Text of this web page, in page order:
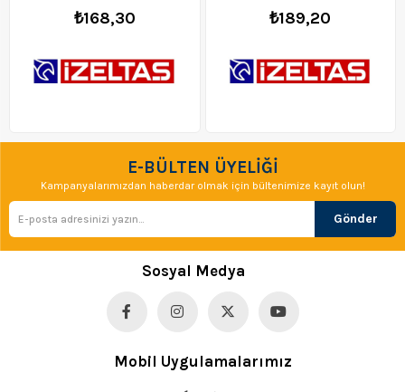
₺168,30 ₺189,20
E-BÜLTEN ÜYELİĞİ
Kampanyalarımızdan haberdar olmak için bültenimize kayıt olun!
Gönder
Sosyal Medya
Mobil Uygulamalarımız